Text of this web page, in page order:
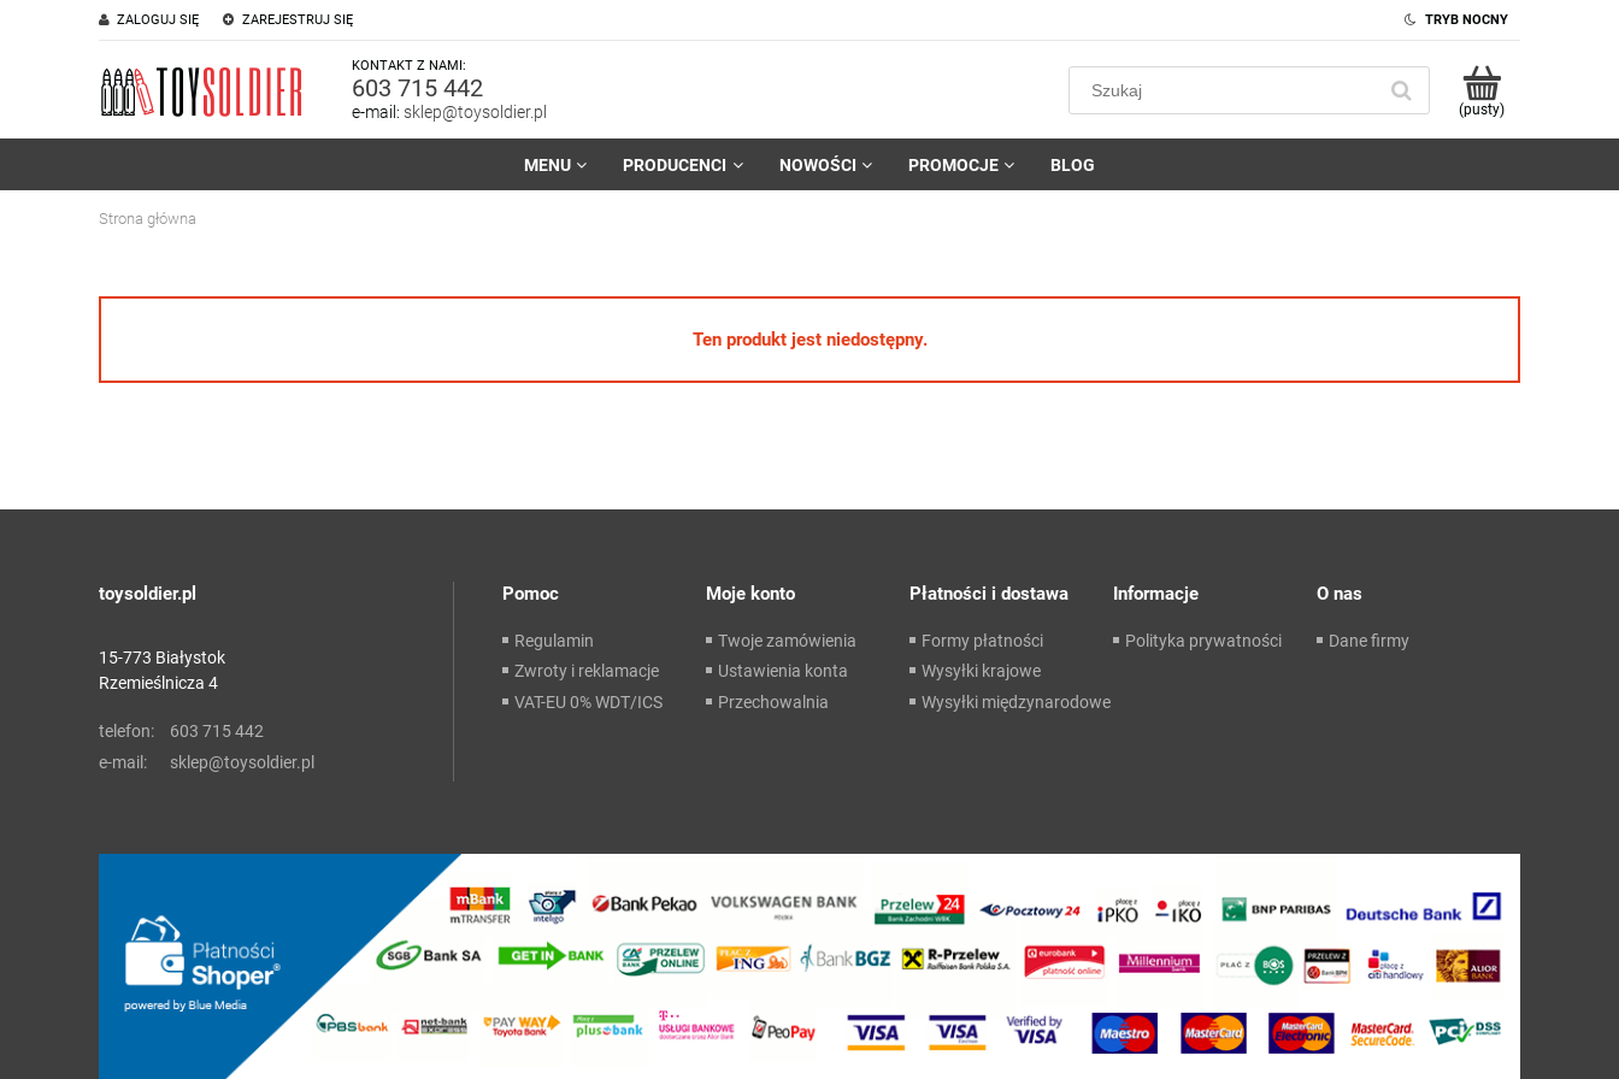
ZAREJESTRUJ SIĘ
ZALOGUJ SIĘ TRYB NOCNY
KONTAKT Z NAMI:
603 715 442
e-mail: sklep@toysoldier.pl (pusty)
MENU PRODUCENCI NOWOŚCI PROMOCJE BLOG
Strona główna
Ten produkt jest niedostępny.
toysoldier.pl
15-773 Białystok
Rzemieślnicza 4
telefon:
603 715 442
e-mail:
sklep@toysoldier.pl
Pomoc
Regulamin
Zwroty i reklamacje
VAT-EU 0% WDT/ICS
Moje konto
Twoje zamówienia
Ustawienia konta
Przechowalnia
Płatności i dostawa
Formy płatności
Wysyłki krajowe
Wysyłki międzynarodowe
Informacje
Polityka prywatności
O nas
Dane firmy